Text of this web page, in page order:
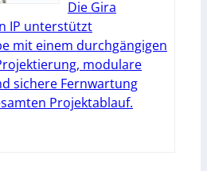
Die Gira
IP unterstützt
mit einem durchgängigen
modulare
sichere Fernwartung
Projektablauf.